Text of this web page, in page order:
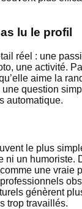
lu le profil
réel : une
une activité.
aime la
question
automatique.
le plus
ni un humoriste.
une vraie
génèrent
trop travaillés.